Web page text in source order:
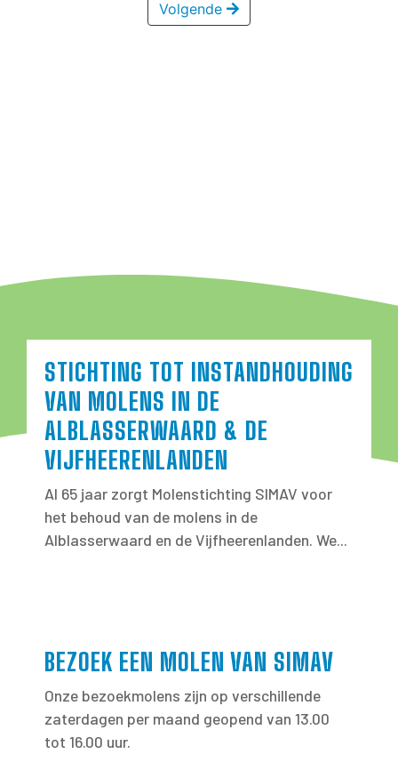
Volgende
STICHTING TOT INSTANDHOUDING
VAN MOLENS IN DE
ALBLASSERWAARD & DE
VIJFHEERENLANDEN
Al 65 jaar zorgt Molenstichting SIMAV voor
het behoud van de molens in de
Alblasserwaard en de Vijfheerenlanden. We...
BEZOEK EEN MOLEN VAN SIMAV
Onze bezoekmolens zijn op verschillende
zaterdagen per maand geopend van 13.00
tot 16.00 uur.